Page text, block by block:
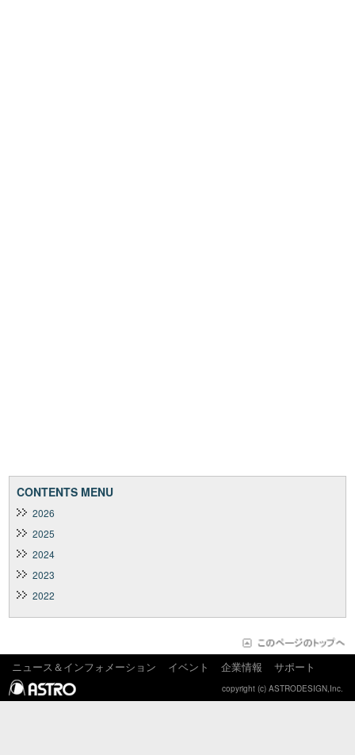
CONTENTS MENU
2026
2025
2024
2023
2022
ニュース＆インフォメーション イベント 企業情報 サポート
copyright (c) ASTRODESIGN,Inc.